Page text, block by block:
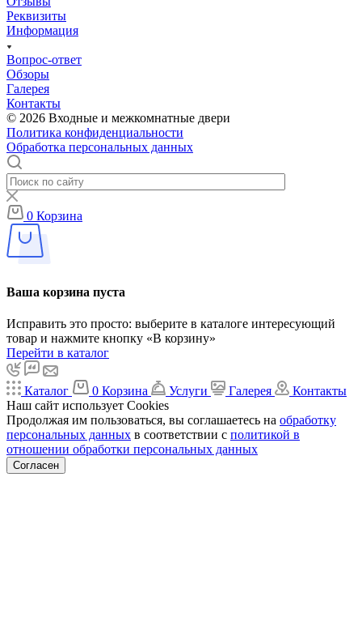
Реквизиты
Информация
Вопрос-ответ
Обзоры
Галерея
Контакты
© 2026 Входные и межкомнатные двери
Политика конфиденциальности
Обработка персональных данных
0 Корзина
Ваша корзина пуста
Исправить это просто: выберите в каталоге интересующий
товар и нажмите кнопку «В корзину»
Перейти в каталог
Каталог 0 Корзина Услуги Галерея
Контакты
Наш сайт использует Cookies
Продолжая им пользоваться, вы соглашаетесь на обработку
персональных данных в соответствии с политикой в
отношении обработки персональных данных
Согласен